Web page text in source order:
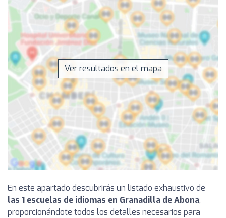
Ver resultados en el mapa
En este apartado descubrirás un listado exhaustivo de
las 1 escuelas de idiomas en Granadilla de Abona,
proporcionándote todos los detalles necesarios para